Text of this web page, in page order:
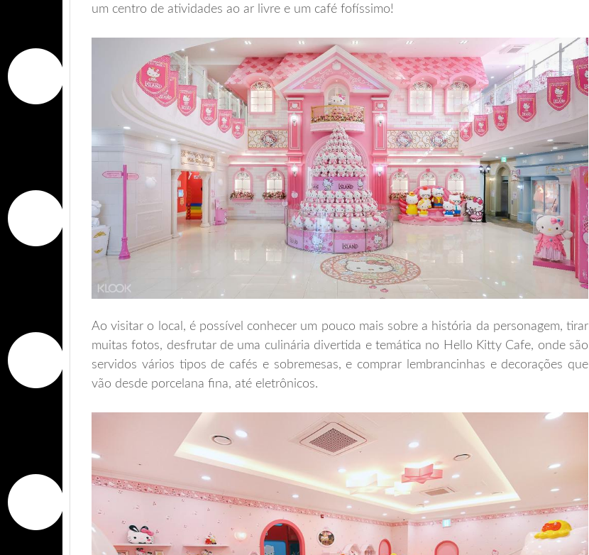
um centro de atividades ao ar livre e um café fofíssimo!
Ao visitar o local, é possível conhecer um pouco mais sobre a história da personagem, tirar
muitas fotos, desfrutar de uma culinária divertida e temática no Hello Kitty Cafe, onde são
servidos vários tipos de cafés e sobremesas, e comprar lembrancinhas e decorações que
vão desde porcelana fina, até eletrônicos.